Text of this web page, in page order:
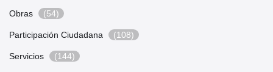
Obras (54)
Participación Ciudadana (108)
Servicios (144)